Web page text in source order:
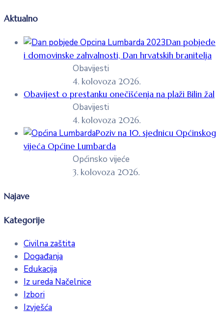
Aktualno
Dan pobjede
i domovinske zahvalnosti, Dan hrvatskih branitelja
Obavijesti
4. kolovoza 2026.
Obavijest o prestanku onečišćenja na plaži Bilin žal
Obavijesti
4. kolovoza 2026.
Poziv na 10. sjednicu Općinskog
vijeća Općine Lumbarda
Općinsko vijeće
3. kolovoza 2026.
Najave
Kategorije
Civilna zaštita
Događanja
Edukacija
Iz ureda Načelnice
Izbori
Izvješća